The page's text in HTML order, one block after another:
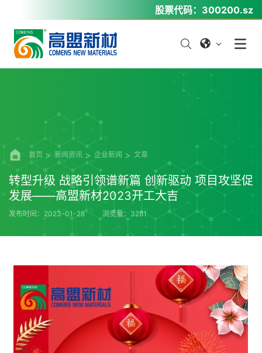
股票代码： 300200.sz
首页 新闻资讯 企业新闻 文章
转型升级 战略引领谱新篇 创新驱动 项目攻坚促
发展——高盟新材2023开工大吉
发布时间：2023-01-28 浏览量：3281